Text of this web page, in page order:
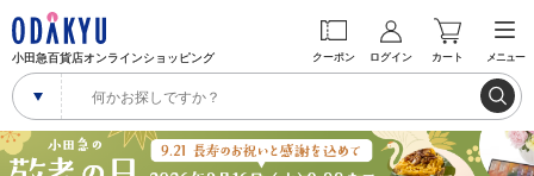
小田急百貨店オンラインショッピング クーポン ログイン カート メニュー